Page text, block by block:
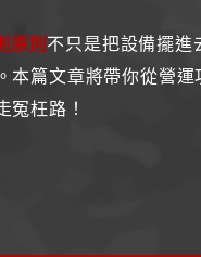
原則 不只是把設備擺進
本篇文章將帶你從營
冤枉路！